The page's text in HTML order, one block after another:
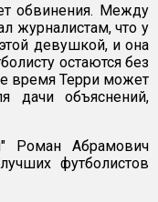
обвинения. Между
журналистам, что у
девушкой, и она
остаются без
время Терри может
дачи объяснений,
Роман Абрамович
футболистов